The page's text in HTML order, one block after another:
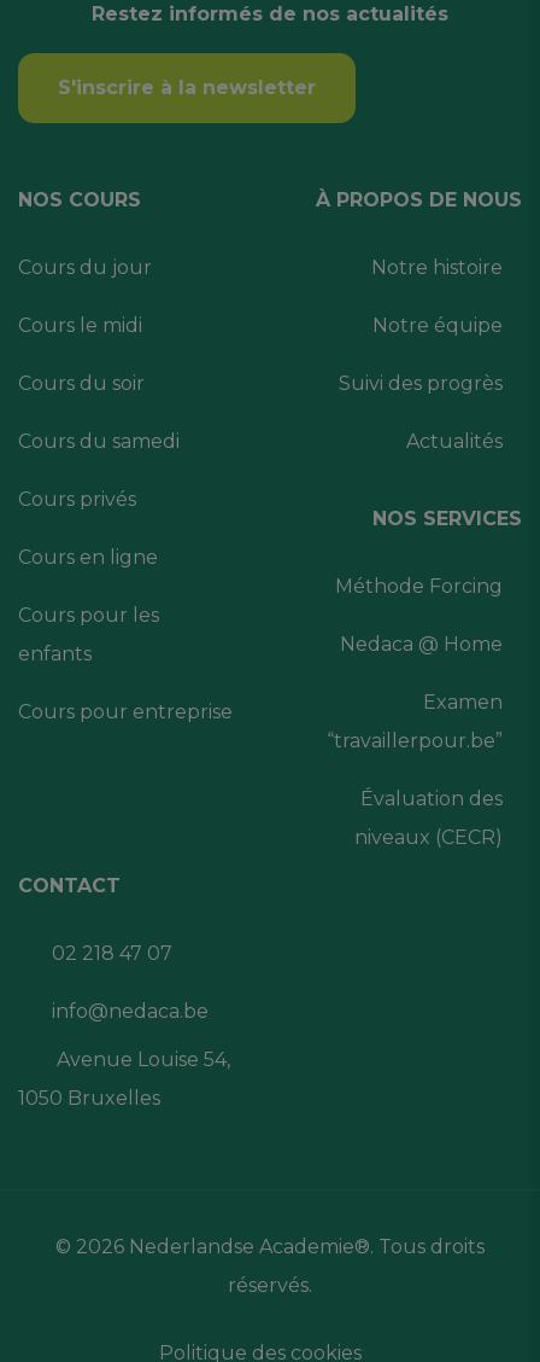
Restez informés de nos actualités
S'inscrire à la newsletter
NOS COURS
Cours du jour
Cours le midi
Cours du soir
Cours du samedi
Cours privés
Cours en ligne
Cours pour les
enfants
Cours pour entreprise
À PROPOS DE NOUS
Notre histoire
Notre équipe
Suivi des progrès
Actualités
NOS SERVICES
Méthode Forcing
Nedaca @ Home
Examen
“travaillerpour.be”
Évaluation des
niveaux (CECR)
CONTACT
02 218 47 07
info@nedaca.be
Avenue Louise 54,
1050 Bruxelles
© 2026 Nederlandse Academie®. Tous droits
réservés.
Politique des cookies